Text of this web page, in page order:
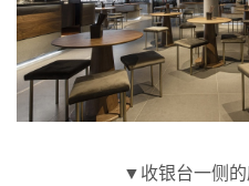
▼收银台一侧